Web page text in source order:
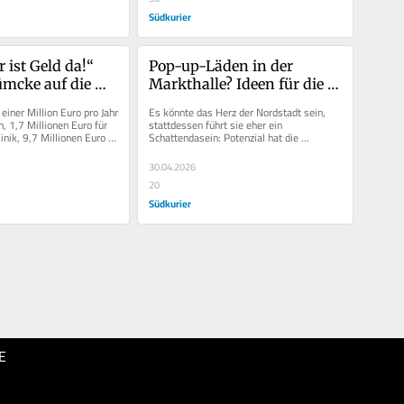
Südkurier
ist Geld da!“
auf die
Million Euro pro Jahr
1,7 Millionen Euro für
9,7 Millionen Euro
Pop-up-Läden in der
Markthalle? Ideen für die
Gebäudes sind gefragt
Es könnte das Herz der Nordstadt sein,
stattdessen führt sie eher ein
Schattendasein: Potenzial hat die
30.04.2026
20
Südkurier